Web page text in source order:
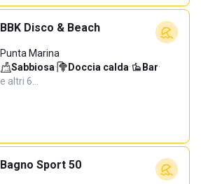
BBK Disco & Beach
Punta Marina
Sabbiosa· Doccia calda· Bar·
e altri 6…
Bagno Sport 50